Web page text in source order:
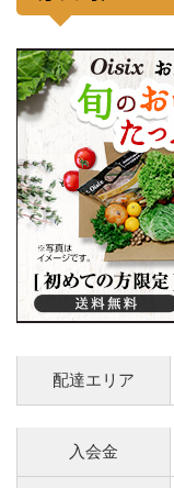
配達エリア
入会金